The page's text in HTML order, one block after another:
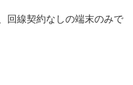
回線契約なしの端末のみで